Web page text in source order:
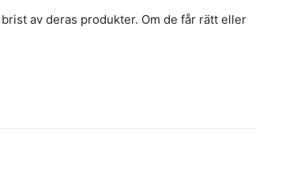
av deras produkter. Om de får rätt eller